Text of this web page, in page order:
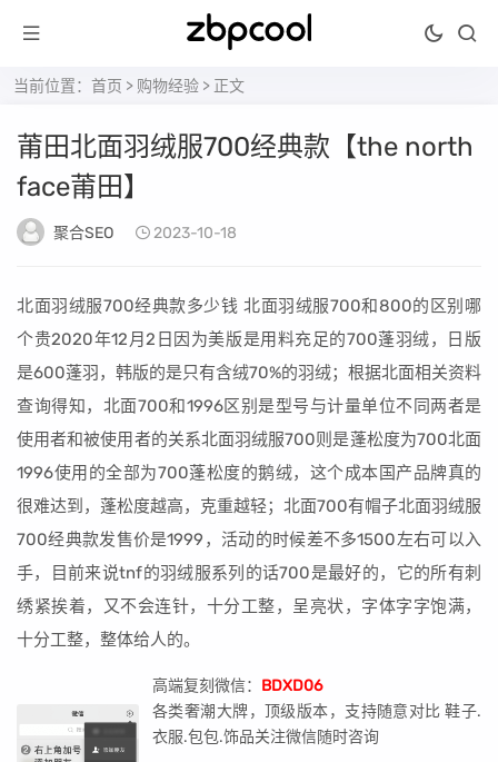
当前位置： 首页 > 购物经验 > 正文
莆田北面羽绒服700经典款【the north
face莆田】
聚合SEO 2023-10-18
北面羽绒服700经典款多少钱 北面羽绒服700和800的区别哪
个贵2020年12月2日因为美版是用料充足的700蓬羽绒，日版
是600蓬羽，韩版的是只有含绒70%的羽绒；根据北面相关资料
查询得知，北面700和1996区别是型号与计量单位不同两者是
使用者和被使用者的关系北面羽绒服700则是蓬松度为700北面
1996使用的全部为700蓬松度的鹅绒，这个成本国产品牌真的
很难达到，蓬松度越高，克重越轻；北面700有帽子北面羽绒服
700经典款发售价是1999，活动的时候差不多1500左右可以入
手，目前来说tnf的羽绒服系列的话700是最好的，它的所有刺
绣紧挨着，又不会连针，十分工整，呈亮状，字体字字饱满，
十分工整，整体给人的。
高端复刻微信： BDXD06
各类奢潮大牌，顶级版本，支持随意对比 鞋子.
衣服.包包.饰品关注微信随时咨询